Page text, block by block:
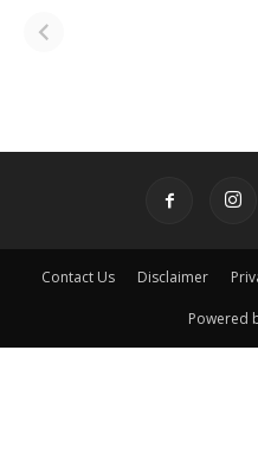
పితృదేవతల ఆశీర్వాదం
Contact Us Disclaimer
Powered